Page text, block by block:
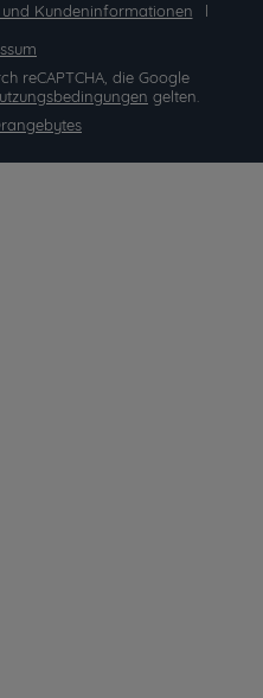
und Kundeninformationen
reCAPTCHA, die Google
gelten.